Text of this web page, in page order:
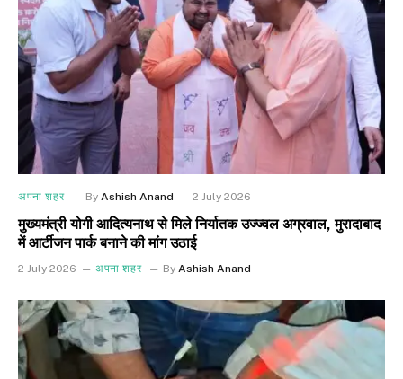
अपना शहर By Ashish Anand 2 July 2026
मुख्यमंत्री योगी आदित्यनाथ से मिले निर्यातक उज्ज्वल अग्रवाल, मुरादाबाद
में आर्टीजन पार्क बनाने की मांग उठाई
2 July 2026 अपना शहर By Ashish Anand